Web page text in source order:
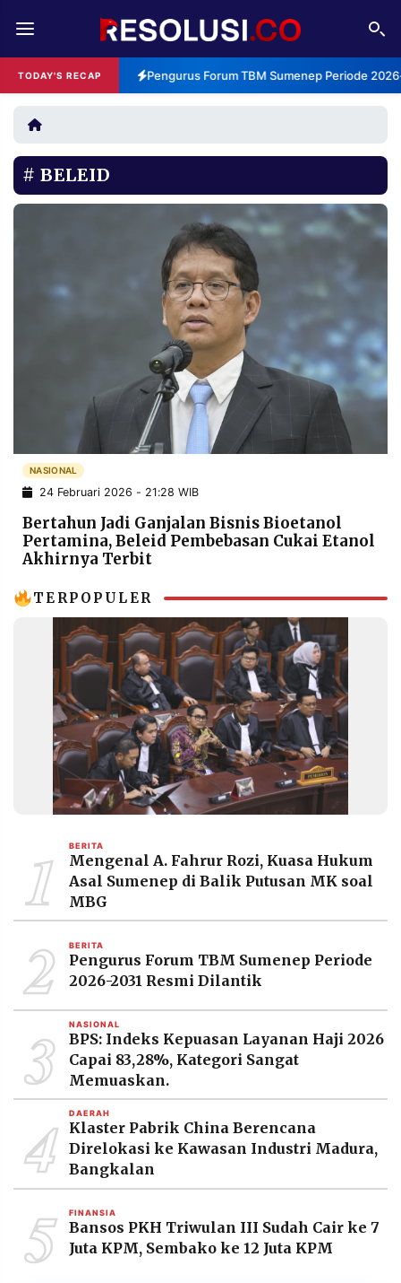
TODAY'S RECAP Pengurus Forum TBM Sumenep Periode
REDAKSI TENTANG
RESOLUSI IKLAN
RUBRIKASI
EDITORIAL AKSARA
PERSONA
NASIONAL
BERITA
WARGA
INFORMASI
IKLAN
KIRIM
PENGADUAN TERM
SERVICE
IKUTI
RESOLUSI
MEDIA
©
Resolusi.co
-
PT.
RESOLUSI
MEDIA
BELEID
NASIONAL
24 Februari 2026 - 21:28 WIB
Bertahun Jadi Ganjalan Bisnis Bioetanol
Pertamina, Beleid Pembebasan Cukai Etanol
Akhirnya Terbit
TERPOPULER
1 BERITA
Mengenal A. Fahrur Rozi, Kuasa Hukum
Asal Sumenep di Balik Putusan MK soal
MBG
2 BERITA
Pengurus Forum TBM Sumenep Periode
2026-2031 Resmi Dilantik
3 NASIONAL
BPS: Indeks Kepuasan Layanan Haji 2026
Capai 83,28%, Kategori Sangat
Memuaskan.
4 DAERAH
Klaster Pabrik China Berencana
Direlokasi ke Kawasan Industri Madura,
Bangkalan
5 FINANSIA
Bansos PKH Triwulan III Sudah Cair ke 7
Juta KPM, Sembako ke 12 Juta KPM